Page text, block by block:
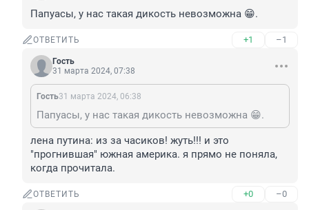
Папуасы, у нас такая дикость невозможна 😁.
ОТВЕТИТЬ +1 –1
Гость
31 марта 2024, 07:38
Гость31 марта 2024, 06:38
Папуасы, у нас такая дикость невозможна 😁.
лена путина: из за часиков! жуть!!! и это
"прогнившая" южная америка. я прямо не поняла,
когда прочитала.
ОТВЕТИТЬ +0 –0